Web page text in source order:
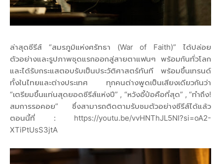
ล่าสุดซีรีส์ “สมรภูมิแห่งศรัทธา (War of Faith)” ได้ปล่อย
ตัวอย่างและรูปภาพชุดแรกออกสู่สายตาแฟนๆ พร้อมกันทั่วโลก
และได้รับกระแสตอบรับเป็นประวัติศาสตร์ทันที พร้อมขึ้นเทรนด์
ทั้งในไทยและต่างประเทศ ทุกคนต่างพูดเป็นเสียงเดียวกันว่า
“เตรียมขึ้นแท่นสุดยอดซีรีส์แห่งปี” , “หวังอี้ป๋อคือที่สุด” , “ทำถึง!
สมการรอคอย” ซึ่งสามารถติดตามรับชมตัวอย่างซีรีส์ได้แล้ว
ตอนนี้ที่ : https://youtu.be/vvHNThJL5NI?si=oA2-
XTiPtUsS3jtA